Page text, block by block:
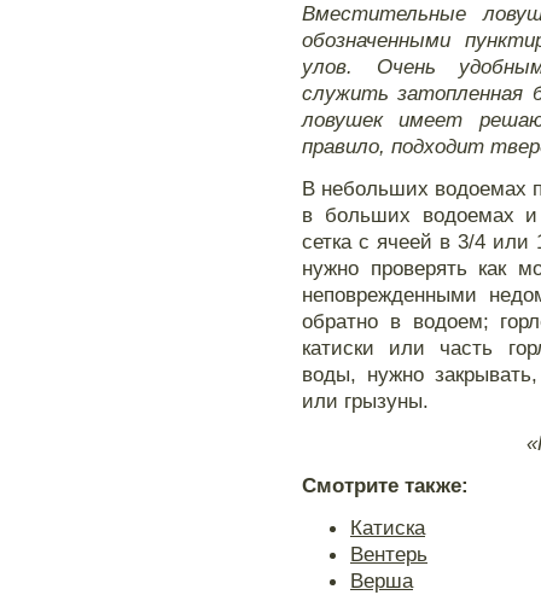
Вместительные
обозначенными
улов. Очень
служить затопленная
ловушек имеет
правило, подходит
В небольших водоемах
в больших водоемах
сетка с ячеей в 3/4
нужно проверять как
неповрежденными
обратно в водоем;
катиски или часть
воды, нужно
или грызуны.
Смотрите также:
Катиска
Вентерь
Верша